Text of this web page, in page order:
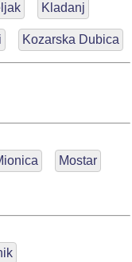
Kladanj
Kozarska Dubica
Mostar